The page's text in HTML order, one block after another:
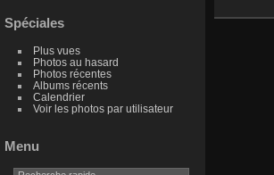
Spéciales
Plus vues
Photos au hasard
Photos récentes
Albums récents
Calendrier
Voir les photos par utilisateur
Menu